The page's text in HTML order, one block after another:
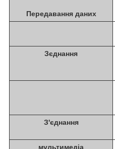
Передавання даних
Зєднання
З'єднання
мультимедіа